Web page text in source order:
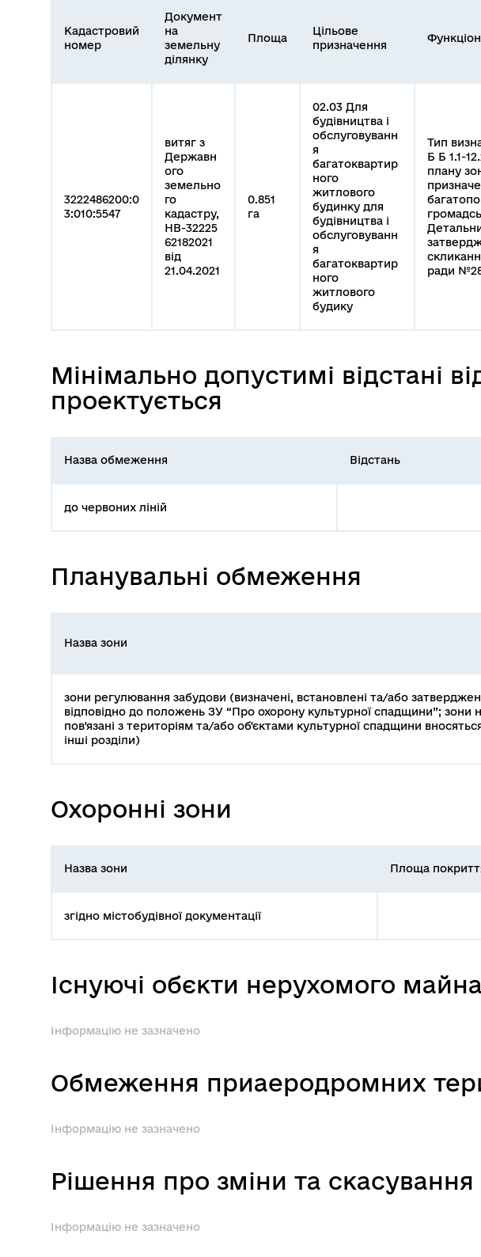
Кадастровий
номер
Документ
на
земельну
ділянку
Площа
Цільове
призначення
3222486200:0
3:010:5547
витяг з
Державн
ого
земельно
го
кадастру,
НВ-32225
62182021
від
21.04.2021
0.851
га
02.03 Для
будівництва і
обслуговуванн
я
багатоквартир
ного
житлового
будинку для
будівництва і
обслуговуванн
я
багатоквартир
ного
житлового
будику
Тип
Б Б 1.1-
плану
ради
Мінімально допустимі відстані
проектується
Назва обмеження Відстань
до червоних ліній
Планувальні обмеження
Назва зони
зони регулювання забудови (визначені, встановлені та/або
відповідно до положень ЗУ “Про охорону культурної спадщини”; зони
пов'язані з територіям та/або об'єктами культурної спадщини
інші розділи)
Охоронні зони
Назва зони Площа
згідно містобудівної документації
Існуючі обєкти нерухомого майна
Інформацію не зазначено
Обмеження приаеродромних
Інформацію не зазначено
Рішення про зміни та скасування
Інформацію не зазначено